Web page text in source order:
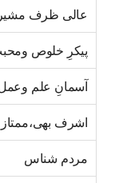
عالی ظرف مشیر
پیکرِ خلوص
آسمانِ علم
اشرف
مردم شناس